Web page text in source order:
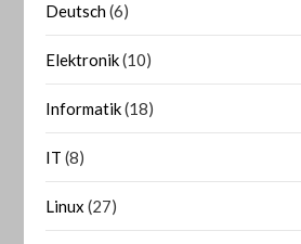
Deutsch(6)
Elektronik(10)
Informatik(18)
IT (8)
Linux (27)